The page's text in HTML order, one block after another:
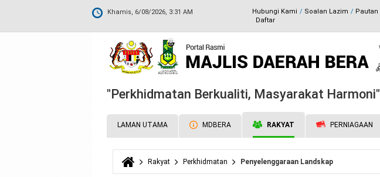
Khamis, 6/08/2026, 3:31 AM Hubungi Kami Soalan Lazim Pautan
Daftar
"Perkhidmatan Berkualiti, Masyarakat Harmoni"
LAMAN UTAMA MDBERA RAKYAT PERNIAGAAN
Anda di sini
Rakyat Perkhidmatan Penyelenggaraan Landskap